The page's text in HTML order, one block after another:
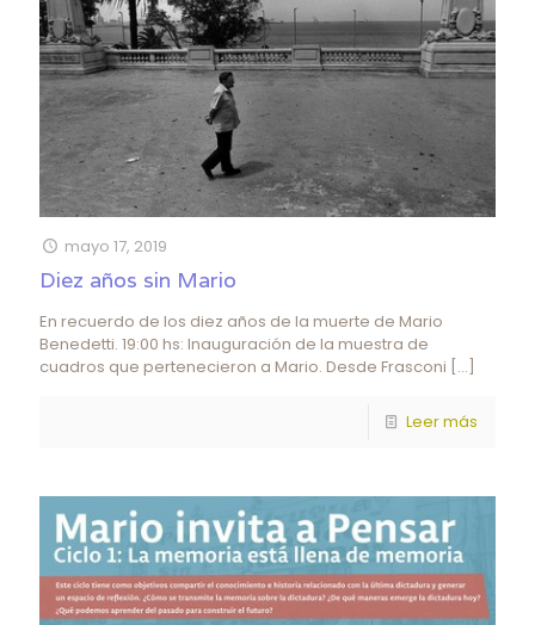
mayo 17, 2019
Diez años sin Mario
En recuerdo de los diez años de la muerte de Mario
Benedetti. 19:00 hs: Inauguración de la muestra de
cuadros que pertenecieron a Mario. Desde Frasconi […]
Leer más